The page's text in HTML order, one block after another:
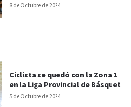
8 de Octubre de 2024
5 de Octubre de 2024
Ciclista se quedó con la Zona 1
en la Liga Provincial de Básquet